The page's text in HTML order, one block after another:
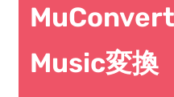
Music変換